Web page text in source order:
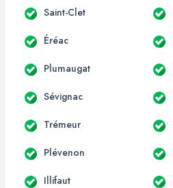
Saint-Clet
Éréac
Plumaugat
Sévignac
Trémeur
Plévenon
Illifaut